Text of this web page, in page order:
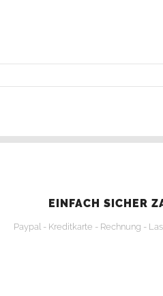
EINFACH SICHER
Paypal - Kreditkarte - Rechnung -